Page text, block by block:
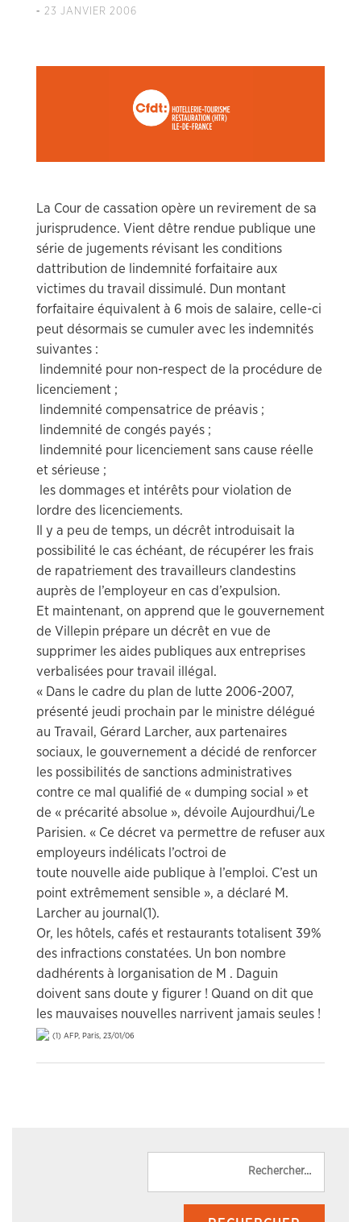
- 23 JANVIER 2006
La Cour de cassation opère un revirement de sa
jurisprudence. Vient dêtre rendue publique une
série de jugements révisant les conditions
dattribution de lindemnité forfaitaire aux
victimes du travail dissimulé. Dun montant
forfaitaire équivalent à 6 mois de salaire, celle-ci
peut désormais se cumuler avec les indemnités
suivantes :
 lindemnité pour non-respect de la procédure de
licenciement ;
 lindemnité compensatrice de préavis ;
 lindemnité de congés payés ;
 lindemnité pour licenciement sans cause réelle
et sérieuse ;
 les dommages et intérêts pour violation de
lordre des licenciements.
Il y a peu de temps, un décrêt introduisait la
possibilité le cas échéant, de récupérer les frais
de rapatriement des travailleurs clandestins
auprès de l’employeur en cas d’expulsion.
Et maintenant, on apprend que le gouvernement
de Villepin prépare un décrêt en vue de
supprimer les aides publiques aux entreprises
verbalisées pour travail illégal.
« Dans le cadre du plan de lutte 2006-2007,
présenté jeudi prochain par le ministre délégué
au Travail, Gérard Larcher, aux partenaires
sociaux, le gouvernement a décidé de renforcer
les possibilités de sanctions administratives
contre ce mal qualifié de « dumping social » et
de « précarité absolue », dévoile Aujourdhui/Le
Parisien. « Ce décret va permettre de refuser aux
employeurs indélicats l’octroi de
toute nouvelle aide publique à l’emploi. C’est un
point extrêmement sensible », a déclaré M.
Larcher au journal(1).
Or, les hôtels, cafés et restaurants totalisent 39%
des infractions constatées. Un bon nombre
dadhérents à lorganisation de M . Daguin
doivent sans doute y figurer ! Quand on dit que
les mauvaises nouvelles narrivent jamais seules !
(1) AFP, Paris, 23/01/06